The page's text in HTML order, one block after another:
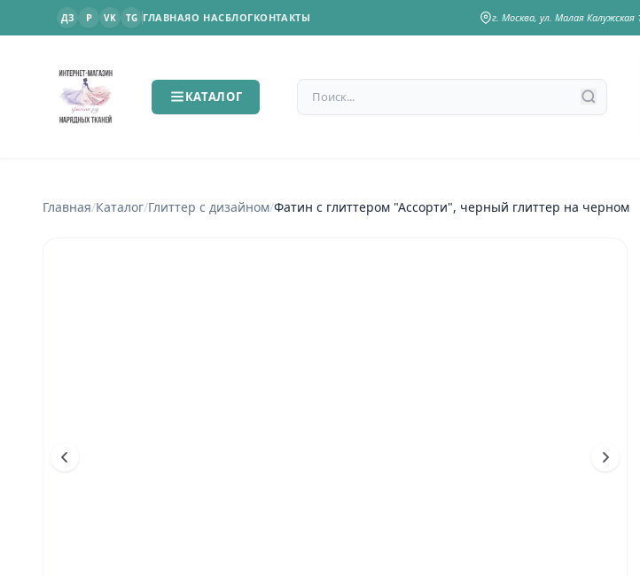
ДЗ P VK TG ГЛАВНАЯО НАСБЛОГКОНТАКТЫ г. Москва, ул. Малая Калужская
КАТАЛОГ Поиск по сайту
Главная/Каталог/Глиттер с дизайном/Фатин с глиттером "Ассорти", черный глиттер на черном